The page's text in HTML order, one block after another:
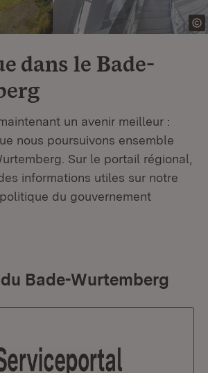
dans le Bade-
un avenir meilleur :
nous poursuivons ensemble
Sur le portail régional,
informations utiles sur notre
du gouvernement
Bade-Wurtemberg